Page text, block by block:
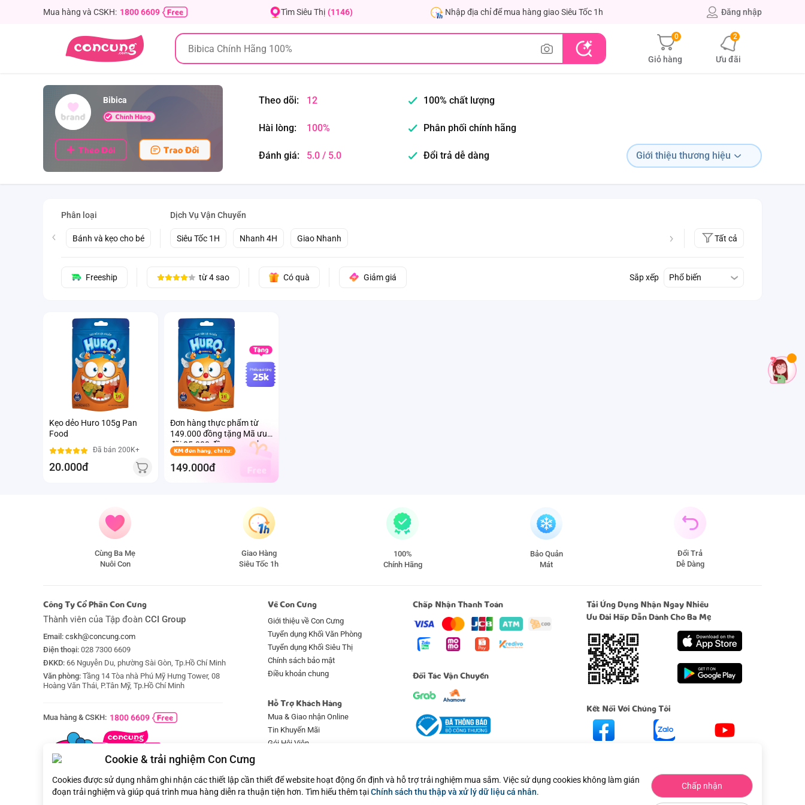
Mua hàng và CSKH: 1800 6609 Tìm Siêu Thị (1146) Nhập địa chỉ để mua hàng giao Siêu Tốc 1h Đăng nhập
0
Giỏ hàng
2
Ưu đãi
Bibica Theo dõi: 12
Hài lòng: 100%
Đánh giá: 5.0 / 5.0
100% chất lượng
Phân phối chính hãng
Đổi trả dễ dàng Giới thiệu thương hiệu
Phân loại
Bánh và kẹo cho bé
Dịch Vụ Vận Chuyển
Siêu Tốc 1H Nhanh 4H Giao Nhanh Tất cả
Freeship từ 4 sao Có quà Giảm giá Sắp xếp Phổ biến
Kẹo dẻo Huro 105g Pan
Food
Đã bán 200K+
20.000đ
Phiếu quà tặng
25k
Đơn hàng thực phẩm từ
149.000 đồng tặng Mã ưu
đãi 25.000 đồng mua sản
phẩm Thực phẩm Ivenet
bất kỳ (Trừ sản phẩm sữa
KM đơn hàng, chỉ từ:
149.000đ
Cookie & trải nghiệm Con Cưng
Cookies được sử dụng nhằm ghi nhận các thiết lập cần thiết để website hoạt động ổn định và hỗ trợ trải nghiệm mua sắm. Việc sử dụng cookies không làm gián
đoạn trải nghiệm và giúp quá trình mua hàng diễn ra thuận tiện hơn. Tìm hiểu thêm tạiChính sách thu thập và xử lý dữ liệu cá nhân.
Chấp nhận
Cùng Ba Mẹ
Nuôi Con
Giao Hàng
Siêu Tốc 1h
100%
Chính Hãng
Bảo Quản
Mát
Đổi Trả
Dễ Dàng
Công Ty Cổ Phần Con Cưng
Thành viên của Tập đoàn CCI Group
Email: cskh@concung.com
Điện thoại: 028 7300 6609
ĐKKD: 66 Nguyễn Du, phường Sài Gòn, Tp.Hồ Chí Minh
Văn phòng: Tầng 14 Tòa nhà Phú Mỹ Hưng Tower, 08
Hoàng Văn Thái, P.Tân Mỹ, Tp.Hồ Chí Minh
Mua hàng & CSKH: 1800 6609
Về Con Cưng
Giới thiệu về Con Cưng
Tuyển dụng Khối Văn Phòng
Tuyển dụng Khối Siêu Thị
Chính sách bảo mật
Điều khoản chung
Hỗ Trợ Khách Hàng
Mua & Giao nhận Online
Tin Khuyến Mãi
Gói Hội Viên
Đổi trả & Hoàn tiền
Chấp Nhận Thanh Toán
Đối Tác Vận Chuyển
Tải Ứng Dụng Nhận Ngay Nhiều
Ưu Đãi Hấp Dẫn Dành Cho Ba Mẹ
Kết Nối Với Chúng Tôi